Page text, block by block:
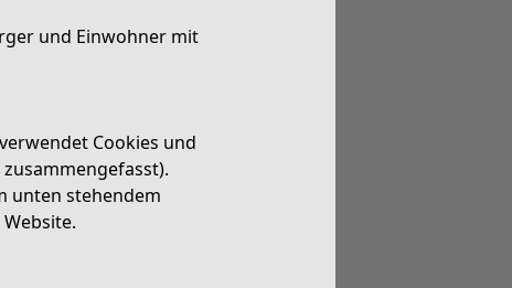
und Einwohner mit
Cookies und
unten stehendem